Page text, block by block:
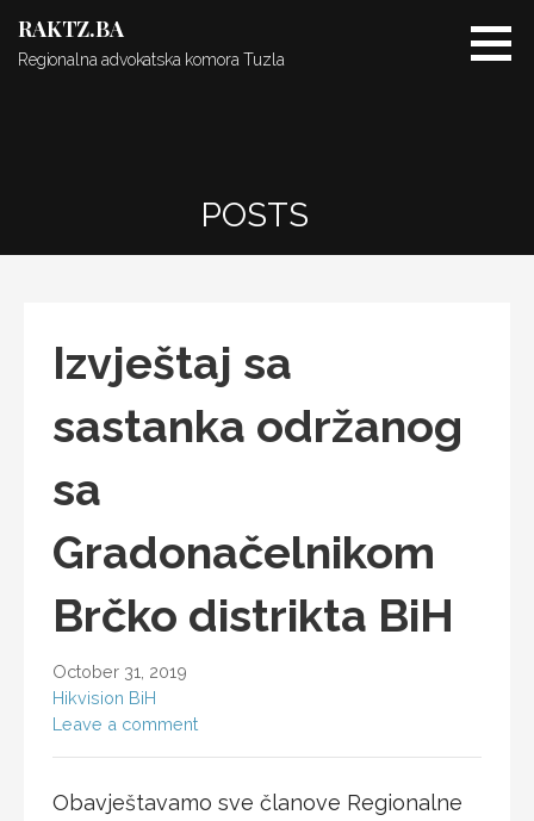
content
RAKTZ.BA
Regionalna advokatska komora Tuzla
POSTS
Izvještaj sa
sastanka održanog
sa
Gradonačelnikom
Brčko distrikta BiH
October 31, 2019
Hikvision BiH
Leave a comment
Obavještavamo sve članove Regionalne